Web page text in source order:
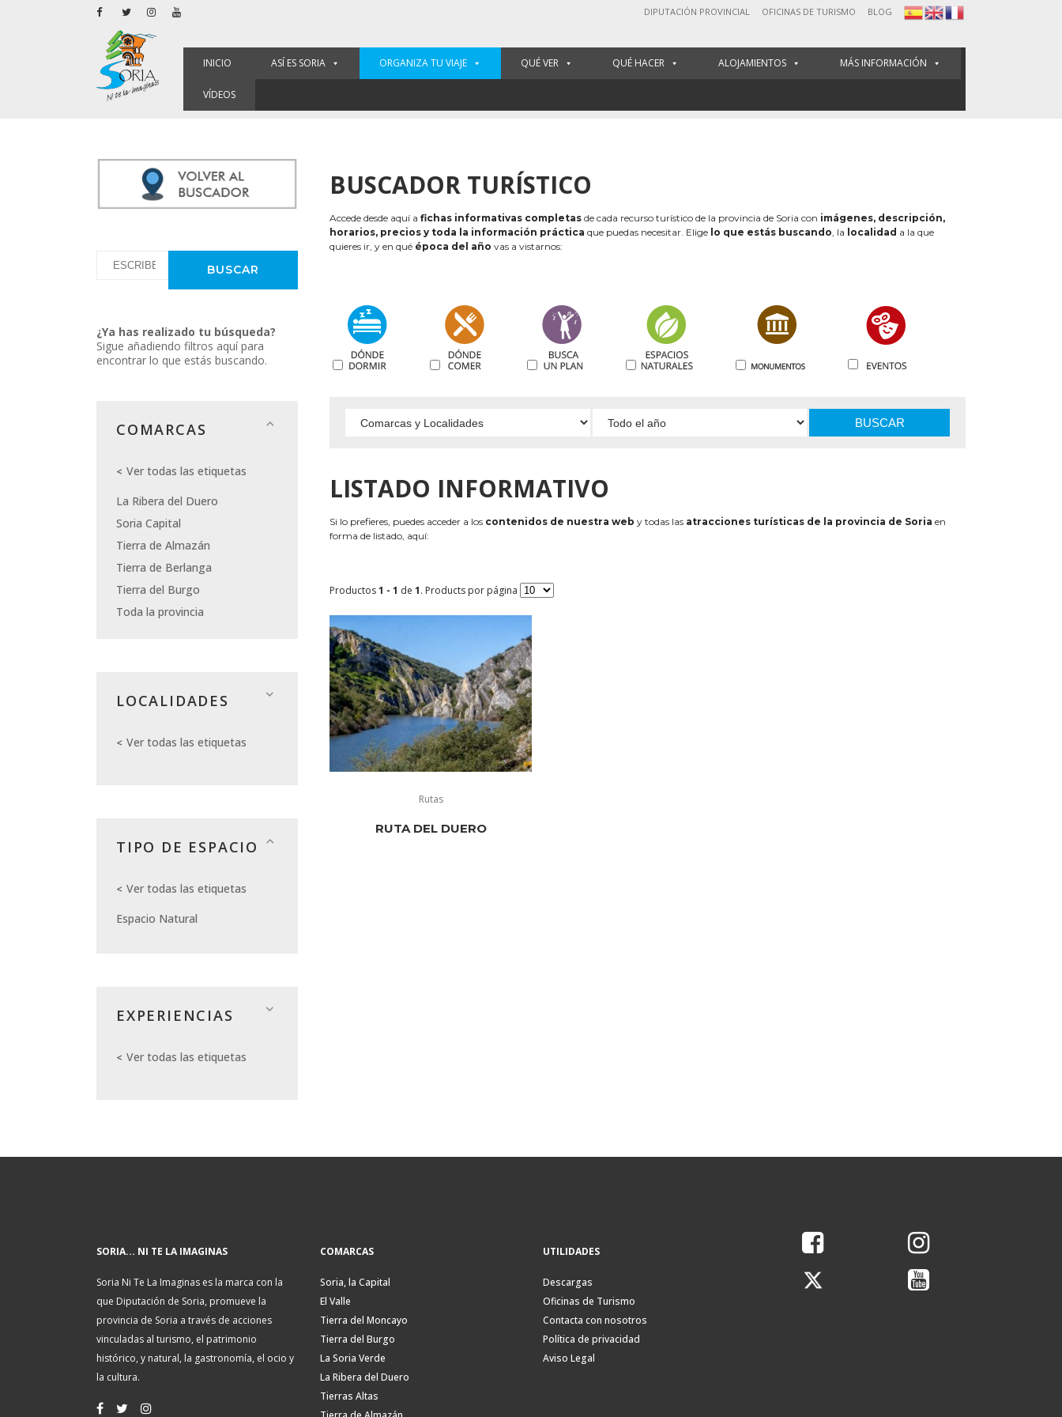
DIPUTACIÓN PROVINCIAL OFICINAS DE TURISMO BLOG
INICIO ASÍ ES SORIA ORGANIZA TU VIAJE QUÉ VER QUÉ HACER ALOJAMIENTOS MÁS INFORMACIÓN
VÍDEOS
¿Ya has realizado tu búsqueda?
Sigue añadiendo filtros aquí para
encontrar lo que estás buscando.
COMARCAS
Ver todas las etiquetas
La Ribera del Duero
Soria Capital
Tierra de Almazán
Tierra de Berlanga
Tierra del Burgo
Toda la provincia
LOCALIDADES
Ver todas las etiquetas
TIPO DE ESPACIO
Ver todas las etiquetas
Espacio Natural
EXPERIENCIAS
Ver todas las etiquetas
BUSCADOR TURÍSTICO
Accede desde aquí a fichas informativas completas de cada recurso turístico de la provincia de Soria con imágenes, descripción,
horarios, precios y toda la información práctica que puedas necesitar. Elige lo que estás buscando, la localidad a la que
quieres ir, y en qué época del año vas a vistarnos:
BUSCAR
LISTADO INFORMATIVO
Si lo prefieres, puedes acceder a los contenidos de nuestra web y todas las atracciones turísticas de la provincia de Soria en
forma de listado, aquí:
Productos1 - 1 de 1. Products por página
Rutas
RUTA DEL DUERO
SORIA... NI TE LA IMAGINAS
Soria Ni Te La Imaginas es la marca con la
que Diputación de Soria, promueve la
provincia de Soria a través de acciones
vinculadas al turismo, el patrimonio
histórico, y natural, la gastronomía, el ocio y
la cultura.
COMARCAS
Soria, la Capital
El Valle
Tierra del Moncayo
Tierra del Burgo
La Soria Verde
La Ribera del Duero
Tierras Altas
UTILIDADES
Descargas
Oficinas de Turismo
Contacta con nosotros
Política de privacidad
Aviso Legal